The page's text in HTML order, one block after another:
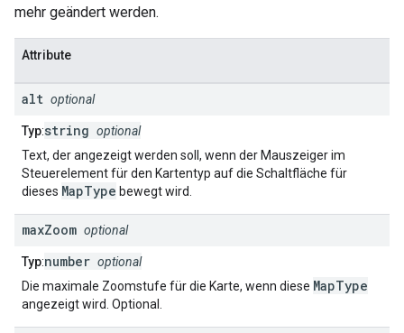
mehr geändert werden.
Attribute
alt optional
Typ:string optional
Text, der angezeigt werden soll, wenn der Mauszeiger im
Steuerelement für den Kartentyp auf die Schaltfläche für
dieses MapType bewegt wird.
maxZoom optional
Typ:number optional
Die maximale Zoomstufe für die Karte, wenn diese MapType
angezeigt wird. Optional.